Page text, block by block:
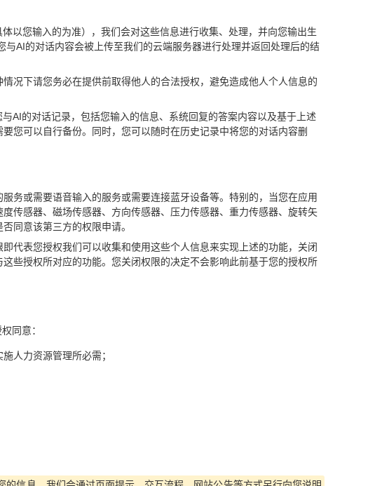
以您输入的为准），我们会对这些信息进行收集、处理，并向您输出生
AI的对话内容会被上传至我们的云端服务器进行处理并返回处理后的结
况下请您务必在提供前取得他人的合法授权，避免造成他人个人信息的
AI的对话记录，包括您输入的信息、系统回复的答案内容以及基于上述
您可以自行备份。同时，您可以随时在历史记录中将您的对话内容删
务或需要语音输入的服务或需要连接蓝牙设备等。特别的，当您在应用
传感器、磁场传感器、方向传感器、压力传感器、重力传感器、旋转矢
同意该第三方的权限申请。
代表您授权我们可以收集和使用这些个人信息来实现上述的功能，关闭
些授权所对应的功能。您关闭权限的决定不会影响此前基于您的授权所
同意：
人力资源管理所必需；